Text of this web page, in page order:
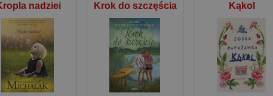
nadziei Krok do szczęścia Kąkol